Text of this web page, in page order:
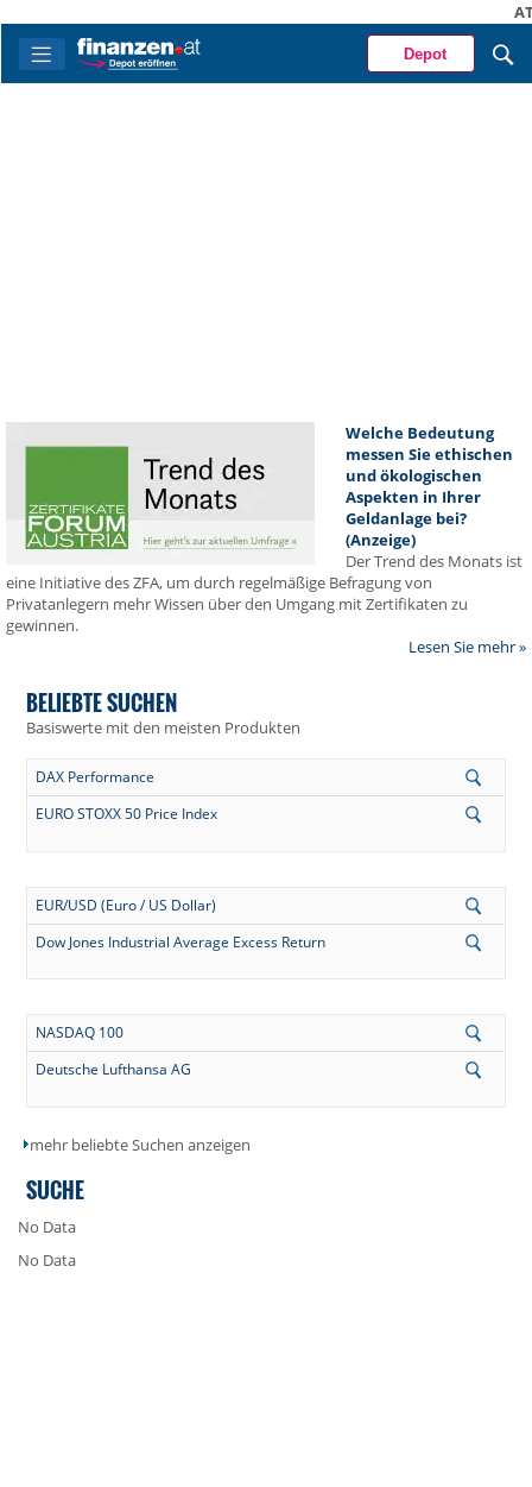
Depot
Welche Bedeutung
messen Sie ethischen
und ökologischen
Aspekten in Ihrer
Geldanlage bei?
(Anzeige)
Der Trend des Monats ist
eine Initiative des ZFA, um durch regelmäßige Befragung von
Privatanlegern mehr Wissen über den Umgang mit Zertifikaten zu
gewinnen.
Lesen Sie mehr »
BELIEBTE SUCHEN
Basiswerte mit den meisten Produkten
DAX Performance
EURO STOXX 50 Price Index
EUR/USD (Euro / US Dollar)
Dow Jones Industrial Average Excess Return
NASDAQ 100
Deutsche Lufthansa AG
mehr beliebte Suchen anzeigen
SUCHE
No Data
No Data